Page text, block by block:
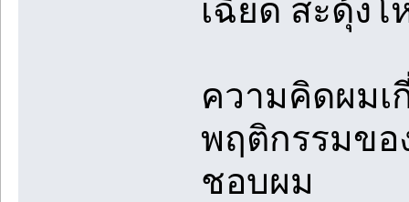
เฉียด สะดุ้ง
ความคิดผมเ
พฤติกรรมขอ
ชอบผม